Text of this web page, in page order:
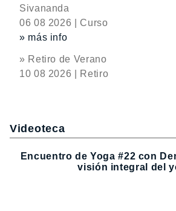
Sivananda
06 08 2026 | Curso
» más info
» Retiro de Verano
10 08 2026 | Retiro
Videoteca
Encuentro de Yoga #22 con
visión integral del